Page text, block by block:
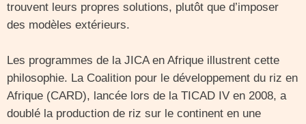
trouvent leurs propres solutions, plutôt que d’imposer
des modèles extérieurs.
Les programmes de la JICA en Afrique illustrent cette
philosophie. La Coalition pour le développement du riz en
Afrique (CARD), lancée lors de la TICAD IV en 2008, a
doublé la production de riz sur le continent en une